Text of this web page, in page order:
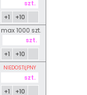
+1 +10
max 1000 szt.
+1 +10
NIEDOSTĘPNY
+1 +10